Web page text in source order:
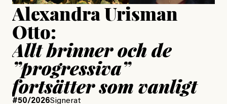
Alexandra Urisman
Otto:
Allt brinner och de
”progressiva”
fortsätter som vanligt
#50/2026Signerat